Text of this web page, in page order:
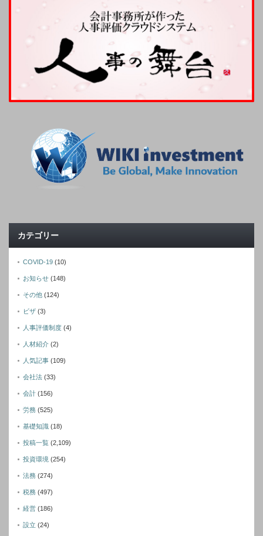
カテゴリー
COVID-19 (10)
お知らせ (148)
その他 (124)
ビザ (3)
人事評価制度 (4)
人材紹介 (2)
人気記事 (109)
会社法 (33)
会計 (156)
労務 (525)
基礎知識 (18)
投稿一覧 (2,109)
投資環境 (254)
法務 (274)
税務 (497)
経営 (186)
設立 (24)